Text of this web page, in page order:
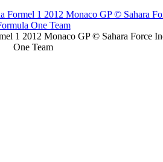
1 2012 Monaco GP © Sahara Force
One Team